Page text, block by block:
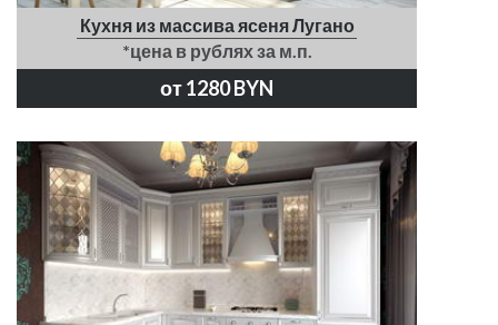
Кухня из массива ясеня Лугано
*цена в рублях за м.п.
от 1280 BYN